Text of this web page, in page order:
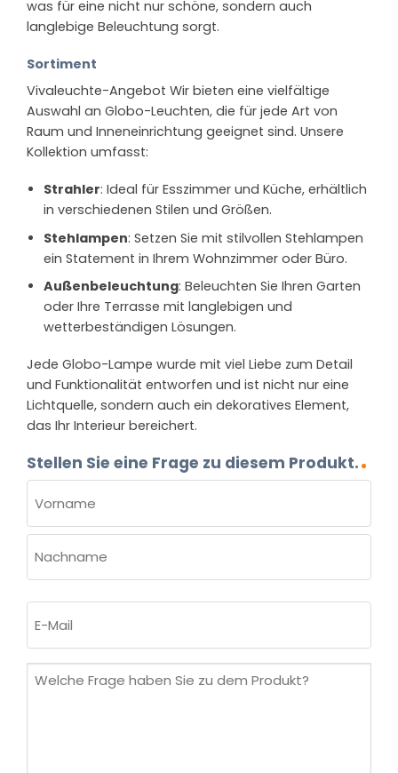
was für eine nicht nur schöne, sondern auch
langlebige Beleuchtung sorgt.
Sortiment
Vivaleuchte-Angebot Wir bieten eine vielfältige
Auswahl an Globo-Leuchten, die für jede Art von
Raum und Inneneinrichtung geeignet sind. Unsere
Kollektion umfasst:
Strahler: Ideal für Esszimmer und Küche, erhältlich
in verschiedenen Stilen und Größen.
Stehlampen: Setzen Sie mit stilvollen Stehlampen
ein Statement in Ihrem Wohnzimmer oder Büro.
Außenbeleuchtung: Beleuchten Sie Ihren Garten
oder Ihre Terrasse mit langlebigen und
wetterbeständigen Lösungen.
Jede Globo-Lampe wurde mit viel Liebe zum Detail
und Funktionalität entworfen und ist nicht nur eine
Lichtquelle, sondern auch ein dekoratives Element,
das Ihr Interieur bereichert.
Stellen Sie eine Frage zu diesem Produkt.
(ERFORDERLICH)
Vorname
Mail
Welche